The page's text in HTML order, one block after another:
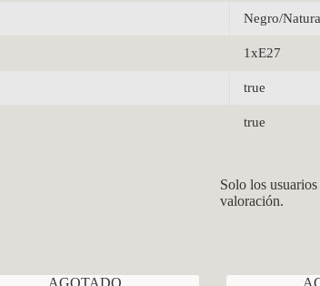
Negro/
1xE27
true
true
Solo los
valoración.
AGOTADO